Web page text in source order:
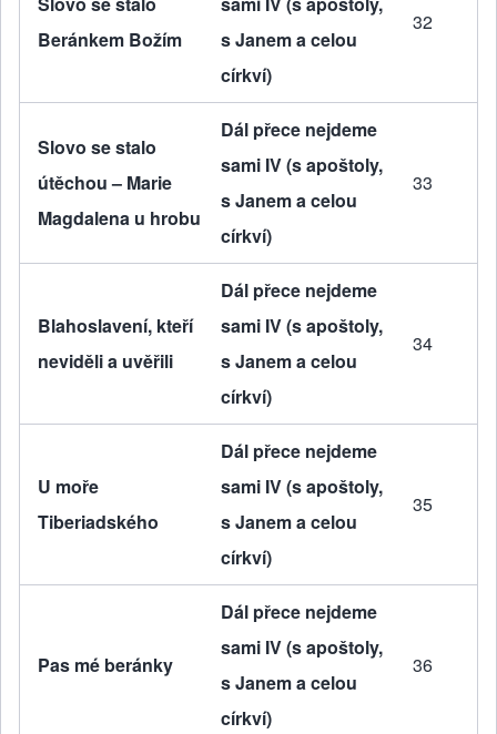
Beránkem Božím
s Janem a celou
církví)
32
Slovo se stalo
útěchou – Marie
Magdalena u hrobu
Dál přece nejdeme
sami IV (s apoštoly,
s Janem a celou
církví)
33
Blahoslavení, kteří
neviděli a uvěřili
Dál přece nejdeme
sami IV (s apoštoly,
s Janem a celou
církví)
34
U moře
Tiberiadského
Dál přece nejdeme
sami IV (s apoštoly,
s Janem a celou
církví)
35
Pas mé beránky
Dál přece nejdeme
sami IV (s apoštoly,
s Janem a celou
církví)
36